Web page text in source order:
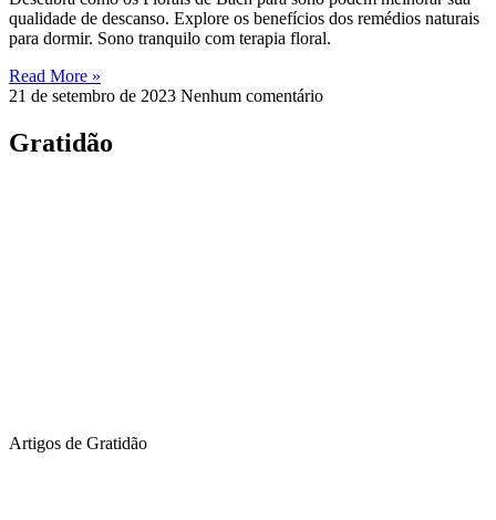
qualidade de descanso. Explore os benefícios dos remédios naturais
para dormir. Sono tranquilo com terapia floral.
Read More »
21 de setembro de 2023 Nenhum comentário
Gratidão
Artigos de Gratidão